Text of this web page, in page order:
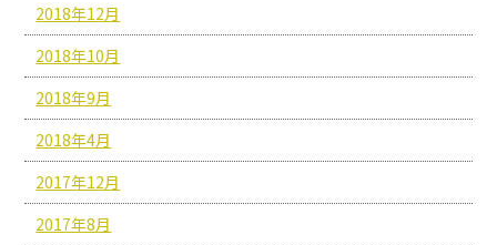
2018年12月
2018年10月
2018年9月
2018年4月
2017年12月
2017年8月